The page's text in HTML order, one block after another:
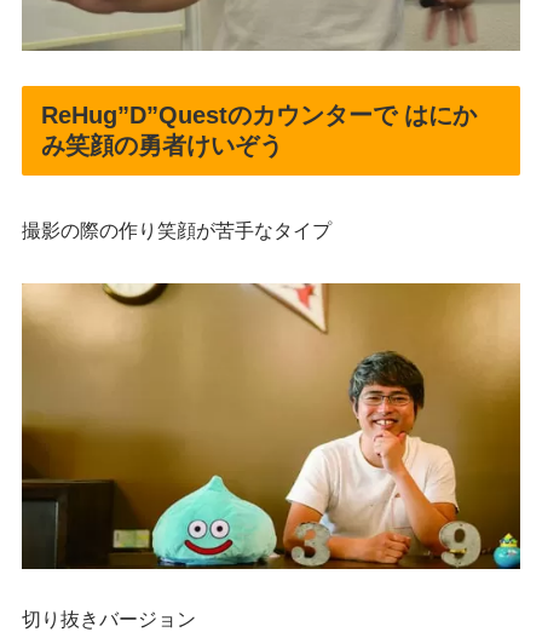
ReHug”D”Questのカウンターで はにか
み笑顔の勇者けいぞう
撮影の際の作り笑顔が苦手なタイプ
切り抜きバージョン